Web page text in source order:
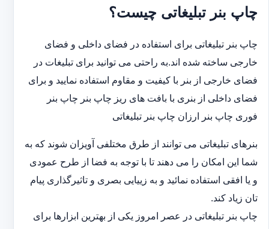
چاپ بنر تبلیغاتی چیست؟
چاپ بنر تبلیغاتی برای استفاده در فضای داخلی و فضای
خارجی ساخته شده اند.به راحتی می توانید برای تبلیغات در
فضای خارجی از بنر با کیفیت و مقاوم استفاده نمایید و برای
فضای داخلی از بنری با بافت های ریز چاپ بنر چاپ بنر
فوری چاپ بنر ارزان چاپ بنر تبلیغاتی
بنرهای تبلیغاتی می توانند از طرق مختلفی آویزان شوند که به
شما این امکان را می دهند تا با توجه به فضا از طرح عمودی
و یا افقی استفاده نمائید و به زییایی بصری و تاثیرگذاری پیام
تان زیاد کند.
چاپ بنر تبلیغاتی در عصر امروز یکی از بهترین ابزارها برای